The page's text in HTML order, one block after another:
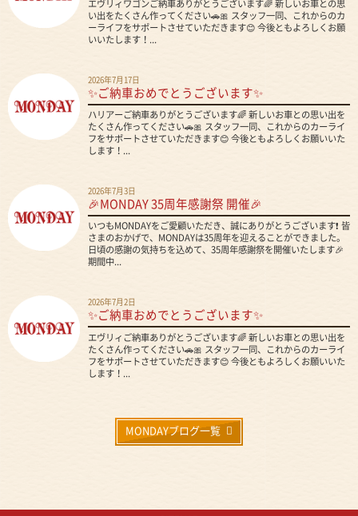
エヴリィワゴンご納車ありがとうございます🌈 新しいお車との思
い出をたくさん作ってください🚗🎀 スタッフ一同、これからのカ
ーライフをサポートさせていただきます😊 今後ともよろしくお願
いいたします！...
2026年7月17日
✨ご納車おめでとうございます✨
ハリアーご納車ありがとうございます🌈 新しいお車との思い出を
たくさん作ってください🚗🎀 スタッフ一同、これからのカーライ
フをサポートさせていただきます😊 今後ともよろしくお願いいた
します！...
2026年7月3日
🎉MONDAY 35周年感謝祭 開催🎉
いつもMONDAYをご愛顧いただき、誠にありがとうございます❗ 皆
さまのおかげで、MONDAYは35周年を迎えることができました。
日頃の感謝の気持ちを込めて、35周年感謝祭を開催いたします🎉
期間中...
2026年7月2日
✨ご納車おめでとうございます✨
エヴリィご納車ありがとうございます🌈 新しいお車との思い出を
たくさん作ってください🚗🎀 スタッフ一同、これからのカーライ
フをサポートさせていただきます😊 今後ともよろしくお願いいた
します！...
MONDAYブログ一覧